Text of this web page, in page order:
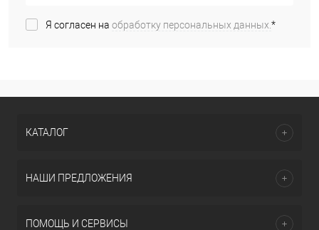
Я согласен на обработку персональных данных.*
КАТАЛОГ
НАШИ ПРЕДЛОЖЕНИЯ
ПОМОЩЬ И СЕРВИСЫ